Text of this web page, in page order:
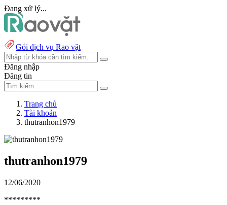
Đang xử lý...
Gói dịch vụ Rao vặt
Đăng nhập
Đăng tin
Trang chủ
Tài khoản
thutranhon1979
thutranhon1979
12/06/2020
*********